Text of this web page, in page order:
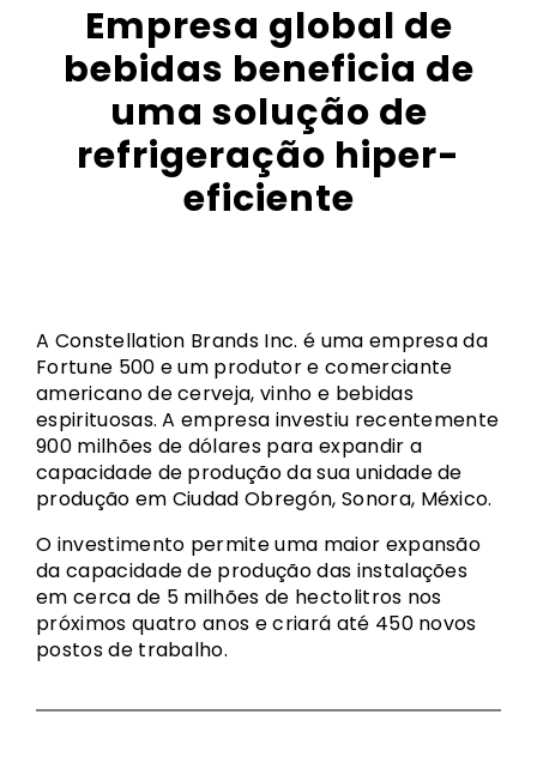
Empresa global de
bebidas beneficia de
uma solução de
refrigeração hiper-
eficiente
A Constellation Brands Inc. é uma empresa da
Fortune 500 e um produtor e comerciante
americano de cerveja, vinho e bebidas
espirituosas. A empresa investiu recentemente
900 milhões de dólares para expandir a
capacidade de produção da sua unidade de
produção em Ciudad Obregón, Sonora, México.
O investimento permite uma maior expansão
da capacidade de produção das instalações
em cerca de 5 milhões de hectolitros nos
próximos quatro anos e criará até 450 novos
postos de trabalho.